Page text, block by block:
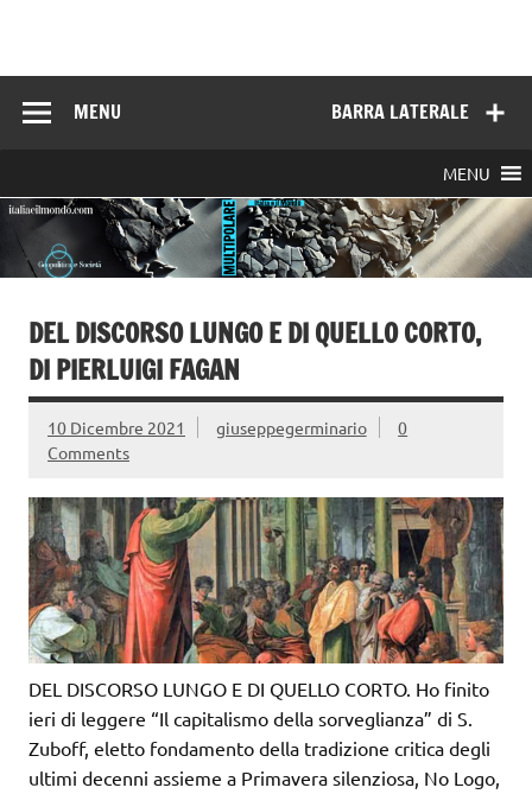
BARRA LATERALE
MENU
MENU
DEL DISCORSO LUNGO E DI QUELLO CORTO,
DI PIERLUIGI FAGAN
10 Dicembre 2021 giuseppegerminario
0
Comments
DEL DISCORSO LUNGO E DI QUELLO CORTO. Ho finito
ieri di leggere “Il capitalismo della sorveglianza” di S.
Zuboff, eletto fondamento della tradizione critica degli
ultimi decenni assieme a Primavera silenziosa, No Logo,